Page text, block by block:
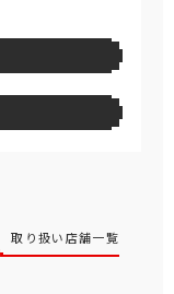
取り扱い店舗一覧